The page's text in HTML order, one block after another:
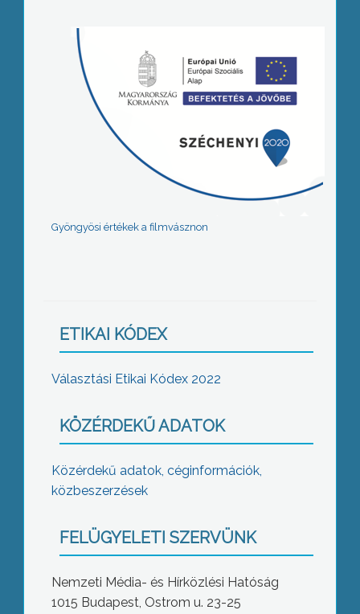
Gyöngyösi értékek a filmvásznon
ETIKAI KÓDEX
Választási Etikai Kódex 2022
KÖZÉRDEKŰ ADATOK
Közérdekű adatok, céginformációk,
közbeszerzések
FELÜGYELETI SZERVÜNK
Nemzeti Média- és Hírközlési Hatóság
1015 Budapest, Ostrom u. 23-25